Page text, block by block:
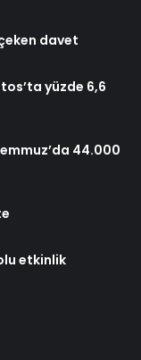
davet
yüzde 6,6
44.000
etkinlik